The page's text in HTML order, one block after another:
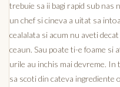
trebuie sa ii bagi rapid sub nas
un chef si cineva a uitat sa
cealalata si acum nu aveti
ceaun. Sau poate ti-e foame
urile au inchis mai devreme. In
sa scoti din cateva ingrediente